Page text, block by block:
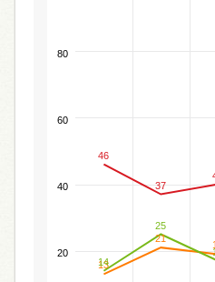
13
21
46
37
14
25
20
40
60
80